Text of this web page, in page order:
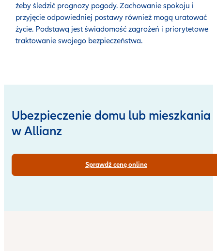
żeby śledzić prognozy pogody. Zachowanie spokoju i
przyjęcie odpowiedniej postawy również mogą uratować
życie. Podstawą jest świadomość zagrożeń i priorytetowe
traktowanie swojego bezpieczeństwa.
Ubezpieczenie domu lub mieszkania
w Allianz
Sprawdź cenę online